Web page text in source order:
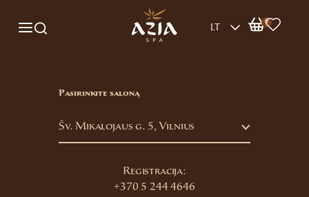
LT
0
Pasirinkite saloną
Šv. Mikalojaus g. 5, Vilnius
Registracija:
+370 5 244 4646